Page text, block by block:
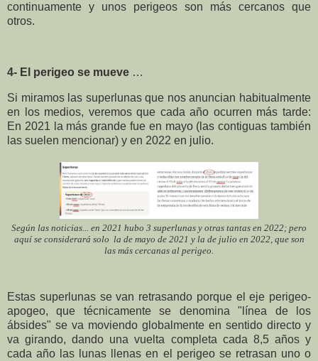
continuamente y unos perigeos son más cercanos que
otros.
4- El perigeo se mueve …
Si miramos las superlunas que nos anuncian habitualmente
en los medios, veremos que cada año ocurren más tarde:
En 2021 la más grande fue en mayo (las contiguas también
las suelen mencionar) y en 2022 en julio.
Según las noticias... en 2021 hubo 3 superlunas y otras tantas en 2022; pero
aquí se considerará solo la de mayo de 2021 y la de julio en 2022, que son
las más cercanas al perigeo.
Estas superlunas se van retrasando porque eleje perigeo-
apogeo, que técnicamente se denomina "línea de los
ábsides" se va moviendo globalmente en sentido directo y
va girando, dando una vuelta completa cada 8,5 años y
cada año las lunas llenas en el perigeo se retrasan uno o